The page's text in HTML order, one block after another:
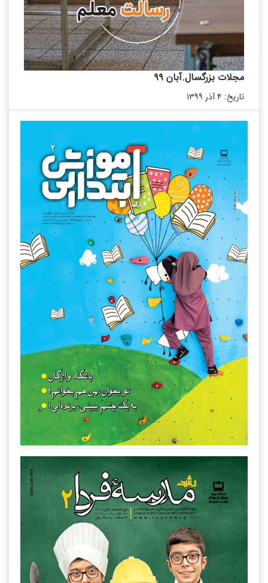
مجلات بزرگسال.آبان ۹۹
تاریخ: ۴ آذر ۱۳۹۹